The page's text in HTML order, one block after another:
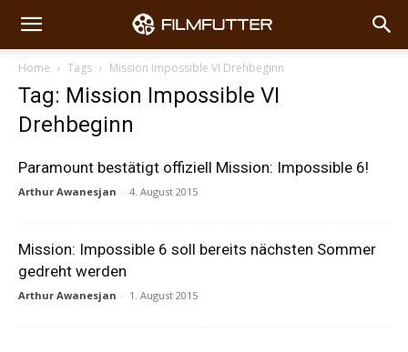
Home Tags Mission Impossible VI Drehbeginn
Tag: Mission Impossible VI
Drehbeginn
Paramount bestätigt offiziell Mission: Impossible 6!
Arthur Awanesjan - 4. August 2015
Mission: Impossible 6 soll bereits nächsten Sommer
gedreht werden
Arthur Awanesjan - 1. August 2015